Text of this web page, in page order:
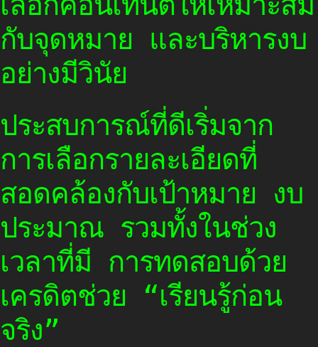
กับจุดหมาย และบริหารงบ
อย่างมีวินัย
ประสบการณ์ที่ดีเริ่มจาก
การเลือกรายละเอียดที่
สอดคล้องกับเป้าหมาย งบ
ประมาณ รวมทั้งในช่วง
เวลาที่มี การทดสอบด้วย
เครดิตช่วย “เรียนรู้ก่อน
จริง”